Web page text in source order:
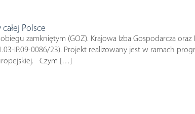
Polsce
zamkniętym (GOZ). Krajowa Izba Gospodarcza oraz
IP.09-0086/23). Projekt realizowany jest w ramach
Czym […]